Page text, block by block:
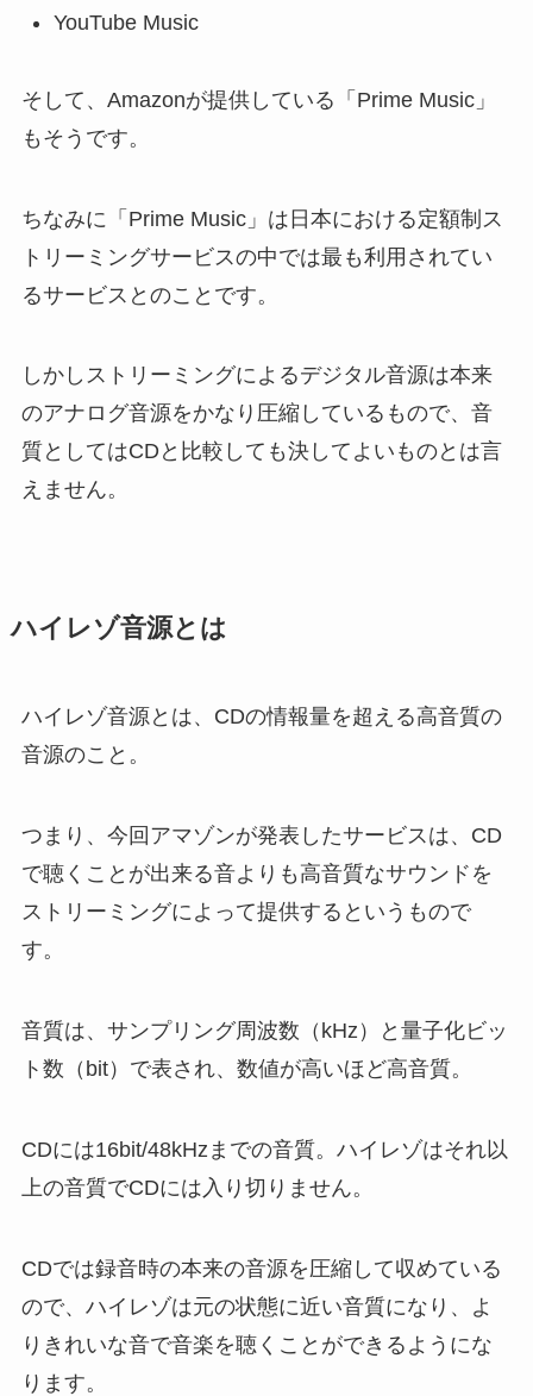
YouTube Music
そして、Amazonが提供している「 Prime Music」
もそうです。
ちなみに「Prime Music」は日本における定額制ス
トリーミングサービスの中では最も利用されてい
るサービスとのことです。
しかしストリーミングによるデジタル音源は本来
のアナログ音源をかなり圧縮しているもので、音
質としてはCDと比較しても決してよいものとは言
えません。
ハイレゾ音源とは
ハイレゾ音源とは、CDの情報量を超える高音質の
音源のこと。
つまり、今回アマゾンが発表したサービスは、CD
で聴くことが出来る音よりも高音質なサウンドを
ストリーミングによって提供するというもので
す。
音質は、サンプリング周波数（kHz）と量子化ビッ
ト数（bit）で表され、数値が高いほど高音質。
CDには16bit/48kHzまでの音質。ハイレゾはそれ以
上の音質でCDには入り切りません。
CDでは録音時の本来の音源を圧縮して収めている
ので、ハイレゾは元の状態に近い音質になり、よ
りきれいな音で音楽を聴くことができるようにな
ります。